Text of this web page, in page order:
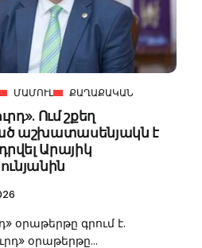
ՄԱՄՈՒԼ ՔԱՂԱՔԱԿԱՆ
Ում շքեղ
աշխատասենյակն է
Արայիկ
օրաթերթը գրում է.
օրաթերթը...